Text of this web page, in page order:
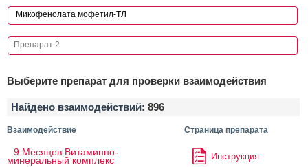
Выберите препарат для проверки взаимодействия
Найдено взаимодействий: 896
Взаимодействие Страница препарата
9 Месяцев Витаминно-
минеральный комплекс Инструкция